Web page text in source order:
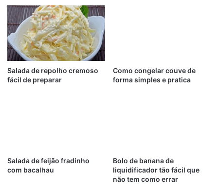
Salada de repolho cremoso
fácil de preparar
Como congelar couve de
forma simples e pratica
Salada de feijão fradinho
com bacalhau
Bolo de banana de
liquidificador tão fácil que
não tem como errar